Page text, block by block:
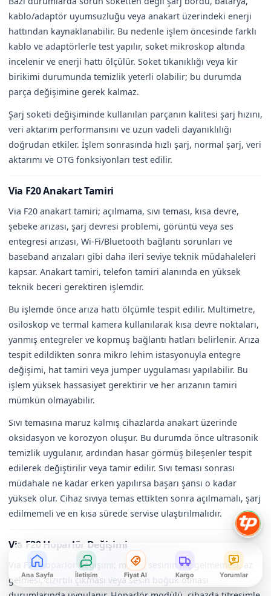
kablo/adaptör uyumsuzluğu veya anakart üzerindeki enerji
hattından kaynaklanabilir. Bu nedenle işlem öncesinde farklı
kablo ve adaptörlerle test yapılır, soket mikroskop altında
incelenir ve enerji hattı ölçülür. Soket tıkanıklığı veya kir
birikimi durumunda temizlik yeterli olabilir; bu durumda
parça değişimine gerek kalmaz.
Şarj soketi değişiminde kullanılan parçanın kalitesi şarj hızını,
veri aktarım performansını ve uzun vadeli dayanıklılığı
doğrudan etkiler. İşlem sonrasında hızlı şarj, normal şarj, veri
aktarımı ve OTG fonksiyonları test edilir.
Via F20 Anakart Tamiri
Via F20 anakart tamiri; açılmama, sıvı teması, kısa devre,
şebeke arızası, şarj devresi problemi, görüntü veya ses
entegresi arızası, Wi-Fi/Bluetooth bağlantı sorunları ve
baseband arızaları gibi daha ileri seviye teknik müdahaleleri
kapsar. Anakart tamiri, telefon tamiri alanında en yüksek
teknik beceri gerektiren işlemdir.
Bu işlemde önce arıza hattı ölçümle tespit edilir. Multimetre,
osiloskop ve termal kamera kullanılarak kısa devre noktaları,
yanmış entegreler ve kopmuş bağlantı hatları belirlenir. Arıza
tespit edildikten sonra mikro lehim istasyonuyla entegre
değişimi, hat tamiri veya jumper uygulaması yapılabilir. Bu
işlem yüksek hassasiyet gerektirir ve her arızanın tamiri
mümkün olmayabilir.
Sıvı temasına maruz kalmış cihazlarda anakart üzerinde
oksidasyon ve korozyon oluşur. Bu durumda önce ultrasonik
temizlik uygulanır, ardından hasar görmüş bileşenler tespit
edilerek değiştirilir veya tamir edilir. Sıvı teması sonrası
müdahale ne kadar erken yapılırsa başarı şansı o kadar
yüksek olur. Cihaz sıvıya temas ettikten sonra açılmamalı, şarj
edilmemeli ve en kısa sürede servise ulaştırılmalıdır.
Via F20 Hoparlör Değişimi
Via F20 hoparlör değişimi; medya sesinin hiç gelmemesi, az
gelmesi, cızırtılı çıkması veya sesin boğuk olması
Ana Sayfa İletişim Fiyat Al Kargo Yorumlar